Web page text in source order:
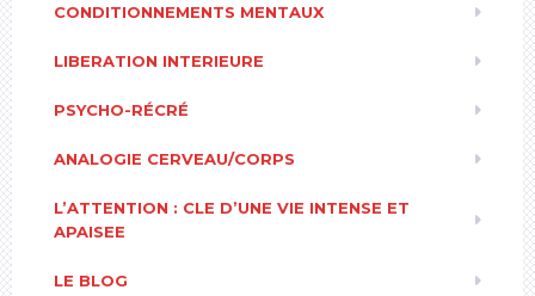
CONDITIONNEMENTS MENTAUX
LIBERATION INTERIEURE
PSYCHO-RÉCRÉ
ANALOGIE CERVEAU/CORPS
L’ATTENTION : CLE D’UNE VIE INTENSE ET
APAISEE
LE BLOG